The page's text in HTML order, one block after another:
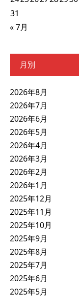
31
« 7月
月別
2026年8月
2026年7月
2026年6月
2026年5月
2026年4月
2026年3月
2026年2月
2026年1月
2025年12月
2025年11月
2025年10月
2025年9月
2025年8月
2025年7月
2025年6月
2025年5月